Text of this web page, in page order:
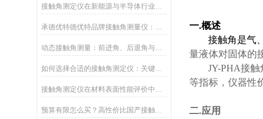
动态接触角测量：前进角、后退角与滚动角分析
如何选择合适的接触角测定仪：关键参数与配置解读
一.概述
接触角是气
量液体对固体的
JY-PHA接触
等指标 ，仪器性
二.应用